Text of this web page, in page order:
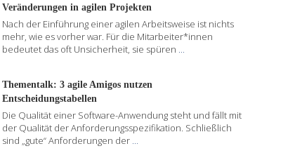
Veränderungen in agilen Projekten
Nach der Einführung einer agilen Arbeitsweise ist nichts
mehr, wie es vorher war. Für die Mitarbeiter*innen
bedeutet das oft Unsicherheit, sie spüren ...
Thementalk: 3 agile Amigos nutzen
Entscheidungstabellen
Die Qualität einer Software-Anwendung steht und fällt mit
der Qualität der Anforderungsspezifikation. Schließlich
sind „gute“ Anforderungen der ...